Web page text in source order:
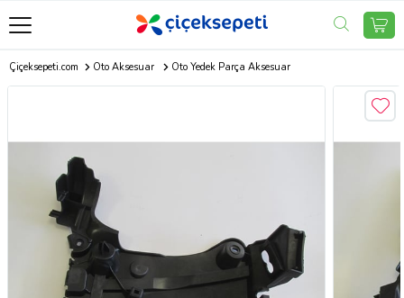
Çiçeksepeti.com Oto Aksesuar Oto Yedek Parça Aksesuar